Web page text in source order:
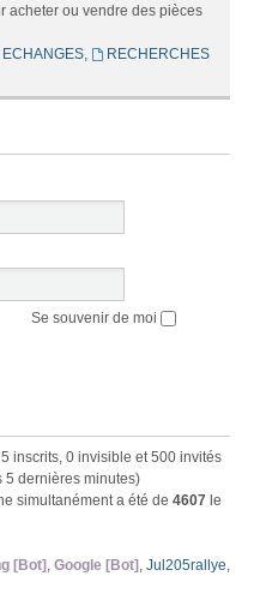
acheter ou vendre des pièces
,
RECHERCHES
Se souvenir de moi
inscrits, 0 invisible et 500 invités
5 dernières minutes)
simultanément a été de 4607 le
[Bot], Google [Bot], Jul205rallye,